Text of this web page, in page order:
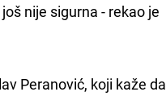
nije sigurna - rekao je
Peranović, koji kaže da